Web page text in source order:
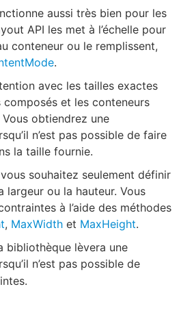
aussi très bien pour les
API les met à l’échelle pour
conteneur ou le remplissent,
.
avec les tailles exactes
et les conteneurs
obtiendrez une
n’est pas possible de faire
la taille fournie.
souhaitez seulement définir
largeur ou la hauteur. Vous
à l’aide des méthodes
, MaxWidth et MaxHeight.
bibliothèque lèvera une
n’est pas possible de